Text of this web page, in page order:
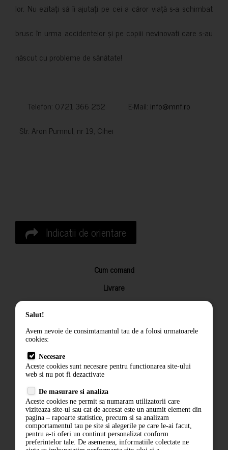
lor. Nu ezitați să îi ajutați pe cei a căror viață s-a schimbat
brusc în urma accidentelor și pe copiii nevinovati care s-au
născut cu probleme de sănătate!
Telefon: 0721 366 252 E-Mail: info@mnf.ro
Str. Aron Pumnul, nr 19, Cihei
Indicatii de orientare
Cum comand
Livrare
Returnarea produselor
Termeni si conditii
Politica de confidentialitate
ANPC
Salut!
Avem nevoie de consimtamantul tau de a folosi urmatoarele
cookies:
Necesare
Aceste cookies sunt necesare pentru functionarea site-ului
web si nu pot fi dezactivate
De masurare si analiza
Aceste cookies ne permit sa numaram utilizatorii care
viziteaza site-ul sau cat de accesat este un anumit element din
pagina – rapoarte statistice, precum si sa analizam
comportamentul tau pe site si alegerile pe care le-ai facut,
pentru a-ti oferi un continut personalizat conform
preferintelor tale. De asemenea, informatiile colectate ne